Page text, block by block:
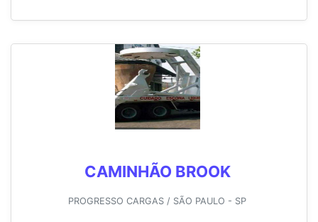
CAMINHÃO BROOK
PROGRESSO CARGAS / SÃO PAULO - SP